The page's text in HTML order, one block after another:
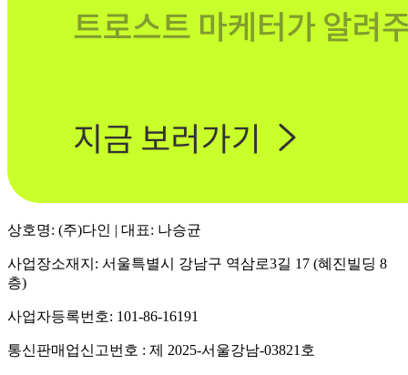
상호명: (주)다인 | 대표: 나승균
사업장소재지: 서울특별시 강남구 역삼로3길 17 (혜진빌딩 8
층)
사업자등록번호: 101-86-16191
통신판매업신고번호 : 제 2025-서울강남-03821호